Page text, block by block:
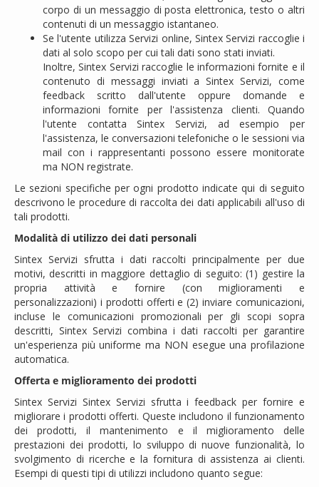
corpo di un messaggio di posta elettronica, testo o altri
contenuti di un messaggio istantaneo.
Se l'utente utilizza Servizi online, Sintex Servizi raccoglie i
dati al solo scopo per cui tali dati sono stati inviati.
Inoltre, Sintex Servizi raccoglie le informazioni fornite e il
contenuto di messaggi inviati a Sintex Servizi, come
feedback scritto dall'utente oppure domande e
informazioni fornite per l'assistenza clienti. Quando
l'utente contatta Sintex Servizi, ad esempio per
l'assistenza, le conversazioni telefoniche o le sessioni via
mail con i rappresentanti possono essere monitorate
ma NON registrate.
Le sezioni specifiche per ogni prodotto indicate qui di seguito
descrivono le procedure di raccolta dei dati applicabili all'uso di
tali prodotti.
Modalità di utilizzo dei dati personali
Sintex Servizi sfrutta i dati raccolti principalmente per due
motivi, descritti in maggiore dettaglio di seguito: (1) gestire la
propria attività e fornire (con miglioramenti e
personalizzazioni) i prodotti offerti e (2) inviare comunicazioni,
incluse le comunicazioni promozionali per gli scopi sopra
descritti, Sintex Servizi combina i dati raccolti per garantire
un'esperienza più uniforme ma NON esegue una profilazione
automatica.
Offerta e miglioramento dei prodotti
Sintex Servizi Sintex Servizi sfrutta i feedback per fornire e
migliorare i prodotti offerti. Queste includono il funzionamento
dei prodotti, il mantenimento e il miglioramento delle
prestazioni dei prodotti, lo sviluppo di nuove funzionalità, lo
svolgimento di ricerche e la fornitura di assistenza ai clienti.
Esempi di questi tipi di utilizzi includono quanto segue: